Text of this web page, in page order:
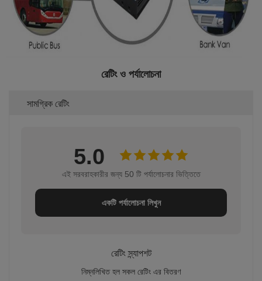
রেটিং ও পর্যালোচনা
সামগ্রিক রেটিং
5.0
এই সরবরাহকারীর জন্য 50 টি পর্যালোচনার ভিত্তিতে
একটি পর্যালোচনা লিখুন
রেটিং স্ন্যাপশট
নিম্নলিখিত হল সকল রেটিং এর বিতরণ